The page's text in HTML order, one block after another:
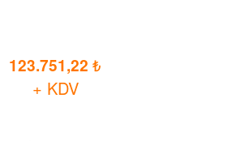
123.751,22
+ KDV